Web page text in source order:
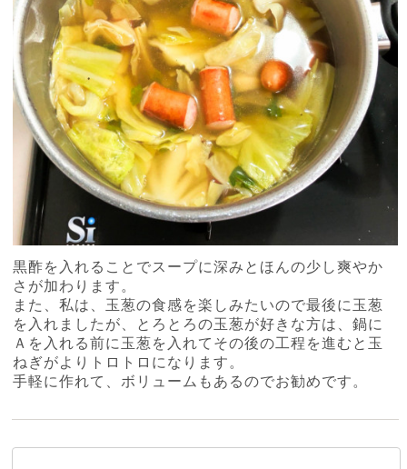
黒酢を入れることでスープに深みとほんの少し爽やか
さが加わります。
また、私は、玉葱の食感を楽しみたいので最後に玉葱
を入れましたが、とろとろの玉葱が好きな方は、鍋に
Ａを入れる前に玉葱を入れてその後の工程を進むと玉
ねぎがよりトロトロになります。
手軽に作れて、ボリュームもあるのでお勧めです。